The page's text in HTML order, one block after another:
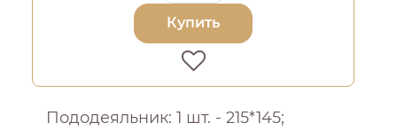
Купить
Пододеяльник: 1 шт. - 215*145;